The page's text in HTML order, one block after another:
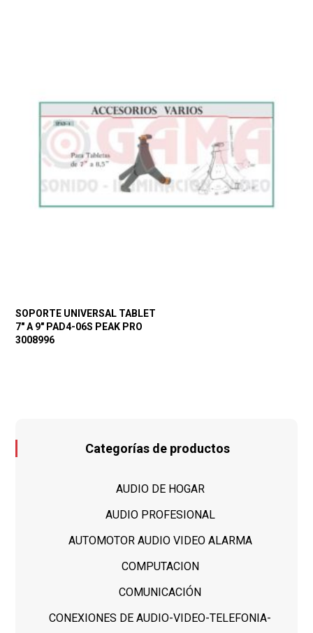
SOPORTE UNIVERSAL TABLET
7″ A 9″ PAD4-06S PEAK PRO
3008996
Categorías de productos
AUDIO DE HOGAR
AUDIO PROFESIONAL
AUTOMOTOR AUDIO VIDEO ALARMA
COMPUTACION
COMUNICACIÓN
CONEXIONES DE AUDIO-VIDEO-TELEFONIA-